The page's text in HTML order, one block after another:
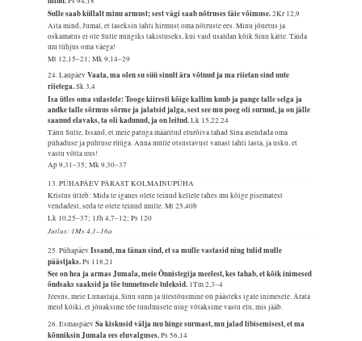
Sulle saab küllalt minu armust; sest vägi saab nõtruses täie võimuse.2Kr 12,9
Aita mind, Jumal, et laseksin lahti hirmust oma nõtruste ees. Minu jõuetus ja
oskamatus ei ole Sulle mingiks takistuseks, kui vaid usaldan kõik Sinu kätte. Täida
mu tühjus oma väega!
Mt 12,15–21; Mk 9,14–29
24. LaupäevVaata, ma olen su süü sinult ära võtnud ja ma riietan sind uute
riietega.Sk 3,4
Isa ütles oma sulastele: Tooge kiiresti kõige kallim kuub ja pange talle selga ja
andke talle sõrmus sõrme ja jalatsid jalga, sest see mu poeg oli surnud, ja on jälle
saanud elavaks, ta oli kadunud, ja on leitud.Lk 15,22.24
Tänu Sulle, Issand, et meie patuga määritud elurõiva tahad Sina asendada oma
pühaduse ja puhtuse rüüga. Anna mulle otsustavust vanast lahti lasta, ja usku, et
vastu võtta uus!
Ap 9,31–35; Mk 9,30–37
13. PÜHAPÄEV PÄRAST KOLMAINUPÜHA
Kristus ütleb: Mida te iganes olete teinud kellele tahes mu kõige pisematest
vendadest, seda te olete teinud mulle.Mt 25,40b
Lk 10,25–37; 1Jh 4,7–12; Ps 120
Jutlus: 1Ms 4,1–16a
25. PühapäevIssand, ma tänan sind, et sa mulle vastasid ning tulid mulle
päästjaks.Ps 118,21
See on hea ja armas Jumala, meie Õnnistegija meelest, kes tahab, et kõik inimesed
õndsaks saaksid ja tõe tunnetusele tuleksid. 1Tm 2,3–4
Jeesus, meie Lunastaja, Sinu surm ja ülestõusmine on päästeks igale inimesele. Ärata
meid kõiki, et jõuaksime tõe tundmisele ning võtaksime vastu elu, mis jääb.
26. EsmaspäevSa kiskusid välja mu hinge surmast, mu jalad libisemisest, et ma
kõnniksin Jumala ees eluvalguses.Ps 56,14